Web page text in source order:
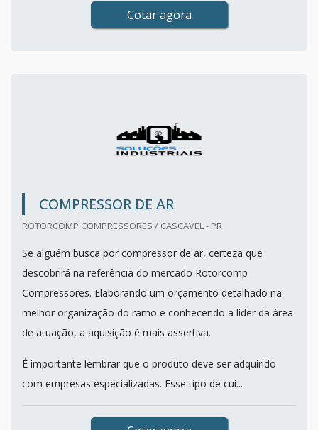
Cotar agora
COMPRESSOR DE AR
ROTORCOMP COMPRESSORES / CASCAVEL - PR
Se alguém busca por compressor de ar, certeza que
descobrirá na referência do mercado Rotorcomp
Compressores. Elaborando um orçamento detalhado na
melhor organização do ramo e conhecendo a líder da área
de atuação, a aquisição é mais assertiva.
É importante lembrar que o produto deve ser adquirido
com empresas especializadas. Esse tipo de cui...